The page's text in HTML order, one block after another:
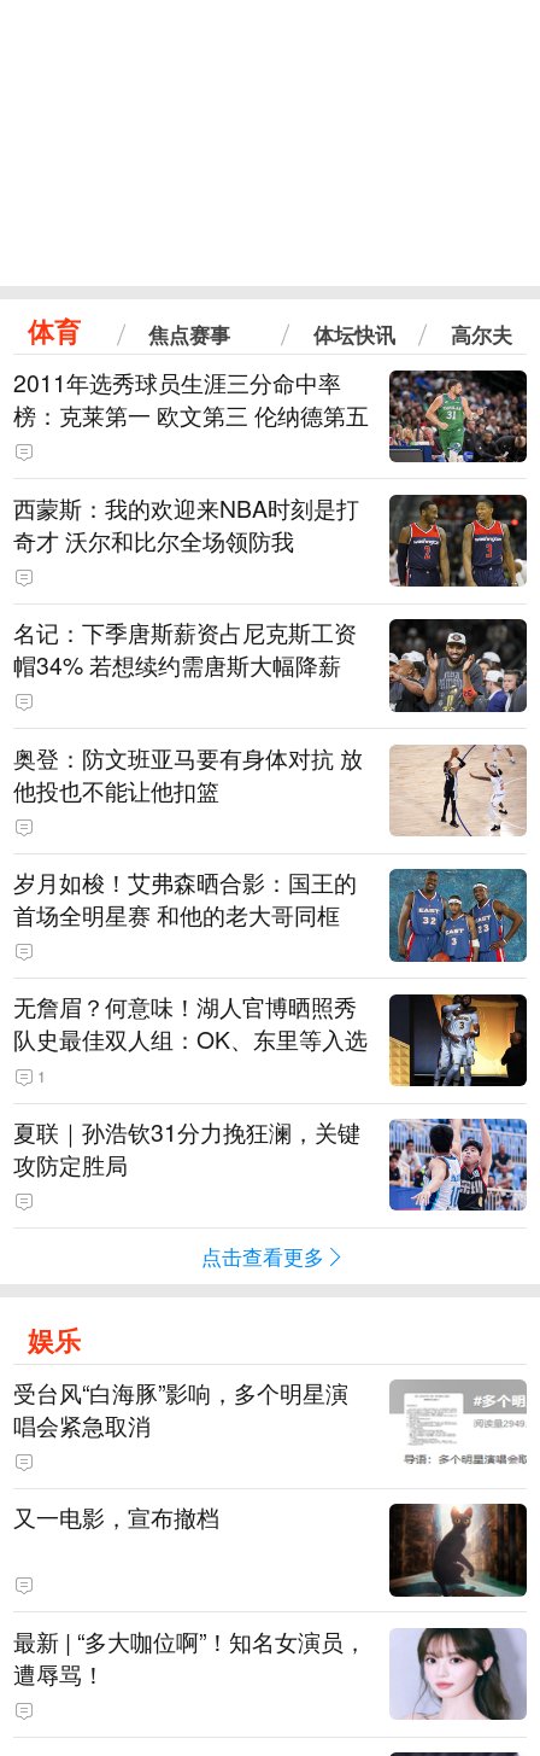
体育 焦点赛事 体坛快讯 高尔夫
2011年选秀球员生涯三分命中率
榜：克莱第一 欧文第三 伦纳德第五
西蒙斯：我的欢迎来NBA时刻是打
奇才 沃尔和比尔全场领防我
名记：下季唐斯薪资占尼克斯工资
帽34% 若想续约需唐斯大幅降薪
奥登：防文班亚马要有身体对抗 放
他投也不能让他扣篮
岁月如梭！艾弗森晒合影：国王的
首场全明星赛 和他的老大哥同框
无詹眉？何意味！湖人官博晒照秀
队史最佳双人组：OK、东里等入选
1
夏联｜孙浩钦31分力挽狂澜，关键
攻防定胜局
点击查看更多
娱乐
受台风“白海豚”影响，多个明星演
唱会紧急取消
又一电影，宣布撤档
最新 | “多大咖位啊”！知名女演员，
遭辱骂！